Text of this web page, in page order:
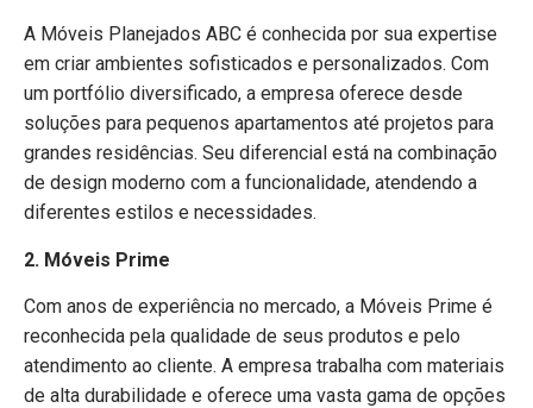
A Móveis Planejados ABC é conhecida por sua expertise
em criar ambientes sofisticados e personalizados. Com
um portfólio diversificado, a empresa oferece desde
soluções para pequenos apartamentos até projetos para
grandes residências. Seu diferencial está na combinação
de design moderno com a funcionalidade, atendendo a
diferentes estilos e necessidades.
2. Móveis Prime
Com anos de experiência no mercado, a Móveis Prime é
reconhecida pela qualidade de seus produtos e pelo
atendimento ao cliente. A empresa trabalha com materiais
de alta durabilidade e oferece uma vasta gama de opções